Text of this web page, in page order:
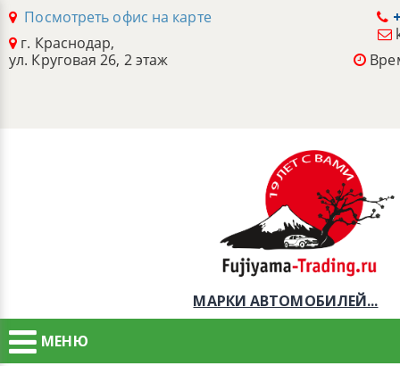
Посмотреть офис на карте
г. Краснодар,
ул. Круговая 26, 2 этаж
МАРКИ АВТОМОБИЛЕЙ...
МЕНЮ